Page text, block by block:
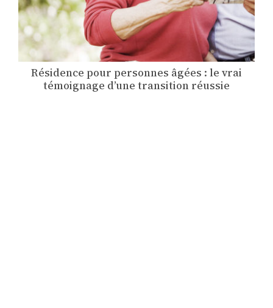
Résidence pour personnes âgées : le vrai
témoignage d’une transition réussie